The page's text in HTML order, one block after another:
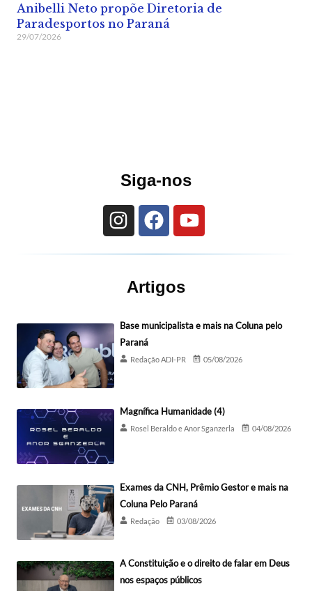
Anibelli Neto propõe Diretoria de
Paradesportos no Paraná
29/07/2026
Siga-nos
Artigos
Base municipalista e mais na Coluna pelo
Paraná
Redação ADI-PR 05/08/2026
Magnífica Humanidade (4)
Rosel Beraldo e Anor Sganzerla 04/08/2026
Exames da CNH, Prêmio Gestor e mais na
Coluna Pelo Paraná
Redação 03/08/2026
A Constituição e o direito de falar em Deus
nos espaços públicos